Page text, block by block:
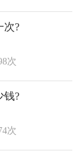
次?
次
钱?
次